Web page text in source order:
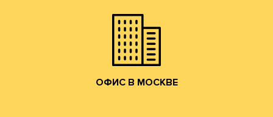
ОФИС В МОСКВЕ
ОФИС В МОСКВЕ
Мы приглашаем действующих и потенциальных